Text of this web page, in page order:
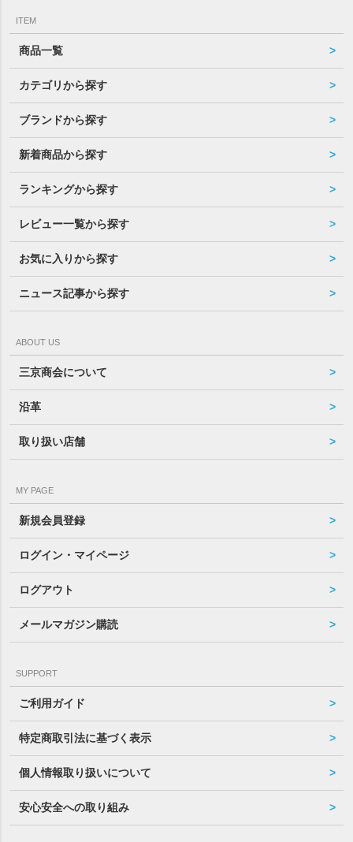
ITEM
商品一覧
カテゴリから探す
ブランドから探す
新着商品から探す
ランキングから探す
レビュー一覧から探す
お気に入りから探す
ニュース記事から探す
ABOUT US
三京商会について
沿革
取り扱い店舗
MY PAGE
新規会員登録
ログイン・マイページ
ログアウト
メールマガジン購読
SUPPORT
ご利用ガイド
特定商取引法に基づく表示
個人情報取り扱いについて
安心安全への取り組み